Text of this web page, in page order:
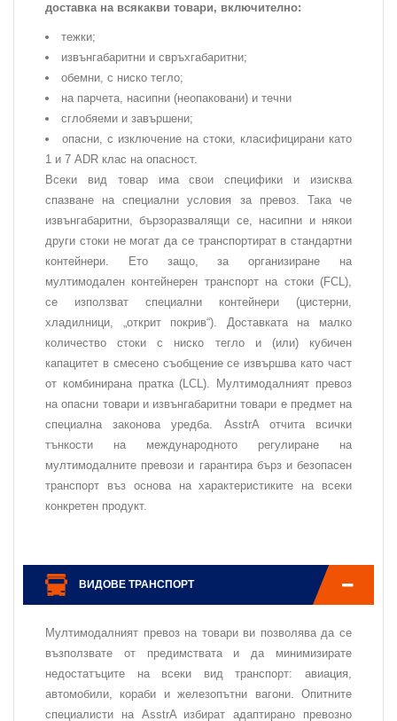
доставка на всякакви товари, включително:
тежки;
извънгабаритни и свръхгабаритни;
обемни, с ниско тегло;
на парчета, насипни (неопаковани) и течни
сглобяеми и завършени;
опасни, с изключение на стоки, класифицирани като
1 и 7 ADR клас на опасност.
Всеки вид товар има свои специфики и изисква
спазване на специални условия за превоз. Така че
извънгабаритни, бързоразвалящи се, насипни и някои
други стоки не могат да се транспортират в стандартни
контейнери. Ето защо, за организиране на
мултимодален контейнерен транспорт на стоки (FCL),
се използват специални контейнери (цистерни,
хладилници, „открит покрив“). Доставката на малко
количество стоки с ниско тегло и (или) кубичен
капацитет в смесено съобщение се извършва като част
от комбинирана пратка (LCL). Мултимодалният превоз
на опасни товари и извънгабаритни товари е предмет на
специална законова уредба. AsstrA отчита всички
тънкости на международното регулиране на
мултимодалните превози и гарантира бърз и безопасен
транспорт въз основа на характеристиките на всеки
конкретен продукт.
ВИДОВЕ ТРАНСПОРТ
Мултимодалният превоз на товари ви позволява да се
възползвате от предимствата и да минимизирате
недостатъците на всеки вид транспорт: авиация,
автомобили, кораби и железопътни вагони. Опитните
специалисти на AsstrA избират адаптирано превозно